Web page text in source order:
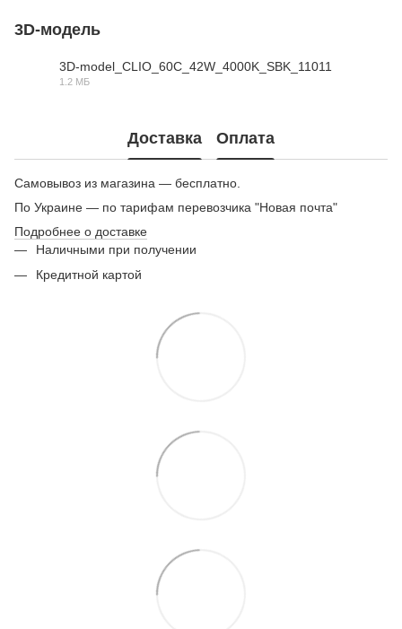
3D-модель
3D-model_CLIO_60C_42W_4000K_SBK_11011
1.2 МБ
Доставка Оплата
Самовывоз из магазина — бесплатно.
По Украине — по тарифам перевозчика "Новая почта"
Подробнее о доставке
Наличными при получении
Кредитной картой